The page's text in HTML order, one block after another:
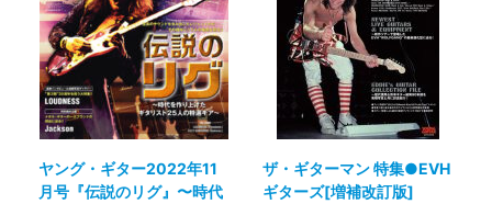
ヤング・ギター2022年11
月号『伝説のリグ』〜時代
ザ・ギターマン 特集●EVH
ギターズ[増補改訂版]